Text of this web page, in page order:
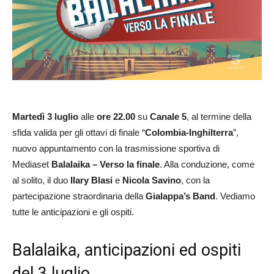
Martedì 3 luglio alle ore 22.00 su Canale 5, al termine della
sfida valida per gli ottavi di finale “Colombia-Inghilterra”,
nuovo appuntamento con la trasmissione sportiva di
Mediaset Balalaika – Verso la finale. Alla conduzione, come
al solito, il duo Ilary Blasi e Nicola Savino, con la
partecipazione straordinaria della Gialappa’s Band. Vediamo
tutte le anticipazioni e gli ospiti.
Balalaika, anticipazioni ed ospiti